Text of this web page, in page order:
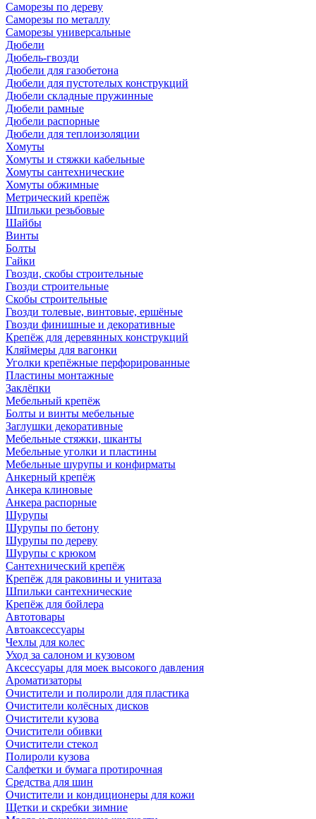
Саморезы по дереву
Саморезы по металлу
Саморезы универсальные
Дюбели
Дюбель-гвозди
Дюбели для газобетона
Дюбели для пустотелых конструкций
Дюбели складные пружинные
Дюбели рамные
Дюбели распорные
Дюбели для теплоизоляции
Хомуты
Хомуты и стяжки кабельные
Хомуты сантехнические
Хомуты обжимные
Метрический крепёж
Шпильки резьбовые
Шайбы
Винты
Болты
Гайки
Гвозди, скобы строительные
Гвозди строительные
Скобы строительные
Гвозди толевые, винтовые, ершёные
Гвозди финишные и декоративные
Крепёж для деревянных конструкций
Кляймеры для вагонки
Уголки крепёжные перфорированные
Пластины монтажные
Заклёпки
Мебельный крепёж
Болты и винты мебельные
Заглушки декоративные
Мебельные стяжки, шканты
Мебельные уголки и пластины
Мебельные шурупы и конфирматы
Анкерный крепёж
Анкера клиновые
Анкера распорные
Шурупы
Шурупы по бетону
Шурупы по дереву
Шурупы с крюком
Сантехнический крепёж
Крепёж для раковины и унитаза
Шпильки сантехнические
Крепёж для бойлера
Автотовары
Автоаксессуары
Чехлы для колес
Уход за салоном и кузовом
Аксессуары для моек высокого давления
Ароматизаторы
Очистители и полироли для пластика
Очистители колёсных дисков
Очистители кузова
Очистители обивки
Очистители стекол
Полироли кузова
Салфетки и бумага протирочная
Средства для шин
Очистители и кондиционеры для кожи
Щетки и скребки зимние